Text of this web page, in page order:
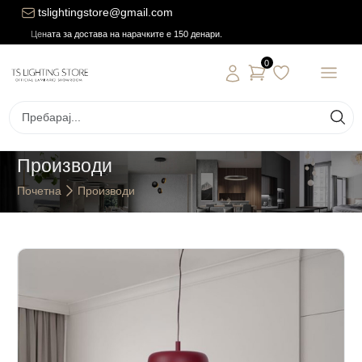
tslightingstore@gmail.com
Цената за достава на нарачките е 150 денари.
0
Производи
Почетна Производи